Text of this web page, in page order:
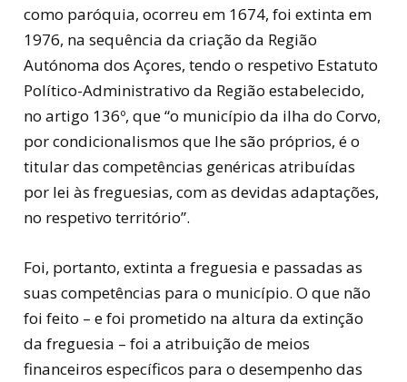
como paróquia, ocorreu em 1674, foi extinta em
1976, na sequência da criação da Região
Autónoma dos Açores, tendo o respetivo Estatuto
Político-Administrativo da Região estabelecido,
no artigo 136º, que “o município da ilha do Corvo,
por condicionalismos que lhe são próprios, é o
titular das competências genéricas atribuídas
por lei às freguesias, com as devidas adaptações,
no respetivo território”.
Foi, portanto, extinta a freguesia e passadas as
suas competências para o município. O que não
foi feito – e foi prometido na altura da extinção
da freguesia – foi a atribuição de meios
financeiros específicos para o desempenho das